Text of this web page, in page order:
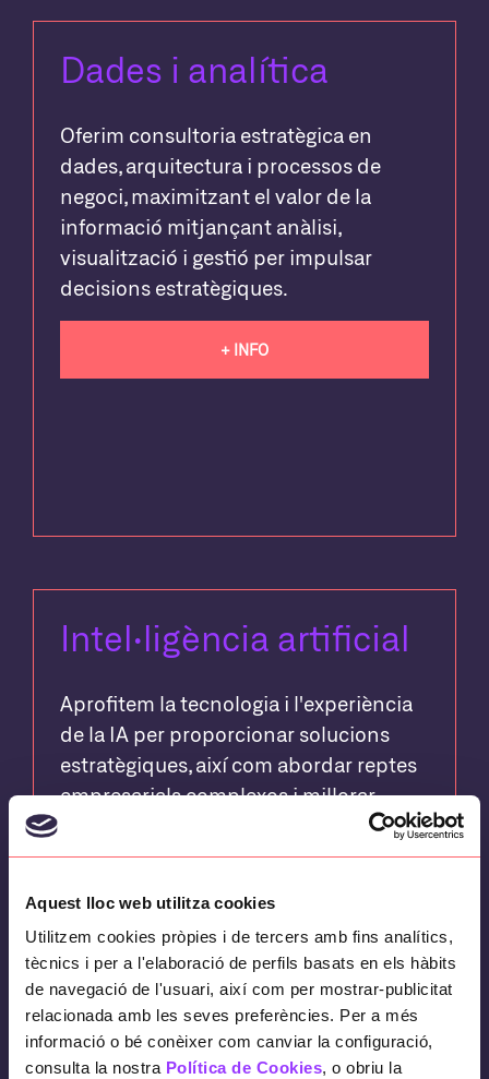
Aquest lloc web utilitza cookies
Utilitzem cookies pròpies i de tercers amb fins analítics,
tècnics i per a l'elaboració de perfils basats en els hàbits
de navegació de l'usuari, així com per mostrar-publicitat
relacionada amb les seves preferències. Per a més
informació o bé conèixer com canviar la configuració,
consulta la nostra Política de Cookies, o obriu la
Dades i analítica
Oferim consultoria estratègica en
dades, arquitectura i processos de
negoci, maximitzant el valor de la
informació mitjançant anàlisi,
visualització i gestió per impulsar
decisions estratègiques.
+ INFO
Intel·ligència artificial
Aprofitem la tecnologia i l'experiència
de la IA per proporcionar solucions
estratègiques, així com abordar reptes
empresarials complexos i millorar